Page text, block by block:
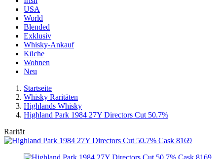
USA
World
Blended
Exklusiv
Whisky-Ankauf
Küche
Wohnen
Neu
Startseite
Whisky Raritäten
Highlands Whisky
Highland Park 1984 27Y Directors Cut 50.7%
Rarität